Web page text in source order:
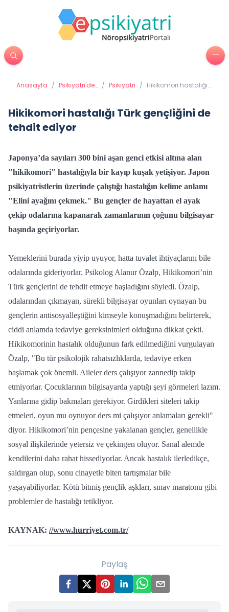
Anasayfa / Psikiyatri'de
/ Psikiyatri / Hikikomori hastalığı
Hikikomori hastalığı Türk gençliğini de
tehdit ediyor
Japonya’da sayıları 300 bini aşan genci etkisi altına alan
"hikikomori" hastalığıyla bir kayıp kuşak yetişiyor. Japon
psikiyatristlerin üzerinde çalıştığı hastalığın kelime anlamı
"Elini ayağını çekmek." Bu gençler de hayattan el ayak
çekip odalarına kapanarak zamanlarının çoğunu bilgisayar
başında geçiriyorlar.
Yemeklerini burada yiyip uyuyor, hatta tuvalet ihtiyaçlarını bile
odalarında gideriyorlar. Psikolog Alanur Özalp, Hikikomori’nin
Türk gençlerini de tehdit etmeye başladığını söyledi. Özalp,
odalarından çıkmayan, sürekli bilgisayar oyunları oynayan bu
gençlerin antisosyalleştiğini kimseyle konuşmadığını belirterek,
ciddi anlamda tedaviye gereksinimleri olduğuna dikkat çekti.
Hikikomorinin hastalık olduğunun fark edilmediğini vurgulayan
Özalp, "Bu tür psikolojik rahatsızlıklarda, tedaviye erken
başlamak çok önemli. Aileler ders çalışıyor zannedip takip
etmiyorlar. Çocuklarının bilgisayarda yaptığı şeyi görmeleri lazım.
Yanlarına gidip bakmaları gerekiyor. Girdikleri siteleri takip
etmeleri, oyun mu oynuyor ders mi çalışıyor anlamaları gerekli"
diyor. Hikikomori’nin pençesine yakalanan gençler, genellikle
sosyal ilişkilerinde yetersiz ve çekingen oluyor. Sanal alemde
kendilerini daha rahat hissediyorlar. Ancak hastalık ilerledikçe,
saldırgan olup, sonu cinayetle biten tartışmalar bile
yaşayabiliyorlar. Kötü bitmiş gençlik aşkları, sınav maratonu gibi
problemler de hastalığı tetikliyor.
KAYNAK: //www.hurriyet.com.tr/
Paylaş